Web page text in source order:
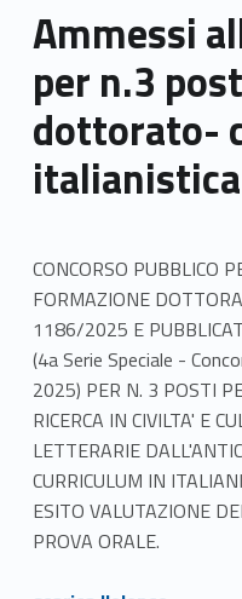
Ammessi
per n.3
dottorato-
italianistica
CONCORSO PUBBLICO
FORMAZIONE
1186/2025 E
(4a Serie Speciale -
2025) PER N. 3 POSTI
RICERCA IN CIVILTA' E
LETTERARIE
CURRICULUM IN
ESITO VALUTAZIONE
PROVA ORALE.